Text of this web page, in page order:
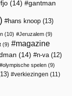
fjo (14) gantman
hans knoop (13)
(10) Jeruzalem (9)
(9)
magazine
(14) n-va (12)
olympische spelen (9)
verkiezingen (11)